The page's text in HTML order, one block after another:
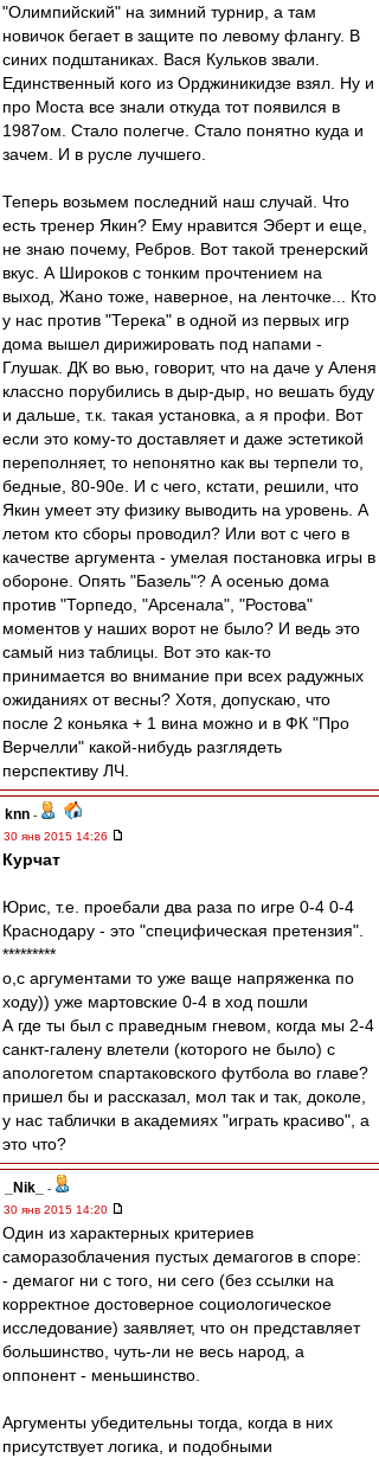
"Олимпийский" на зимний турнир, а там
новичок бегает в защите по левому флангу. В
синих подштаниках. Вася Кульков звали.
Единственный кого из Орджиникидзе взял. Ну и
про Моста все знали откуда тот появился в
1987ом. Стало полегче. Стало понятно куда и
зачем. И в русле лучшего.
Теперь возьмем последний наш случай. Что
есть тренер Якин? Ему нравится Эберт и еще,
не знаю почему, Ребров. Вот такой тренерский
вкус. А Широков с тонким прочтением на
выход, Жано тоже, наверное, на ленточке... Кто
у нас против "Терека" в одной из первых игр
дома вышел дирижировать под напами -
Глушак. ДК во вью, говорит, что на даче у Аленя
классно порубились в дыр-дыр, но вешать буду
и дальше, т.к. такая установка, а я профи. Вот
если это кому-то доставляет и даже эстетикой
переполняет, то непонятно как вы терпели то,
бедные, 80-90е. И с чего, кстати, решили, что
Якин умеет эту физику выводить на уровень. А
летом кто сборы проводил? Или вот с чего в
качестве аргумента - умелая постановка игры в
обороне. Опять "Базель"? А осенью дома
против "Торпедо, "Арсенала", "Ростова"
моментов у наших ворот не было? И ведь это
самый низ таблицы. Вот это как-то
принимается во внимание при всех радужных
ожиданиях от весны? Хотя, допускаю, что
после 2 коньяка + 1 вина можно и в ФК "Про
Верчелли" какой-нибудь разглядеть
перспективу ЛЧ.
knn -
30 янв 2015 14:26
Курчат
Юрис, т.е. проебали два раза по игре 0-4 0-4
Краснодару - это "специфическая претензия".
*********
о,с аргументами то уже ваще напряженка по
ходу)) уже мартовские 0-4 в ход пошли
А где ты был с праведным гневом, когда мы 2-4
санкт-галену влетели (которого не было) с
апологетом спартаковского футбола во главе?
пришел бы и рассказал, мол так и так, доколе,
у нас таблички в академиях "играть красиво", а
это что?
_Nik_
-
30 янв 2015 14:20
Один из характерных критериев
саморазоблачения пустых демагогов в споре:
- демагог ни с того, ни сего (без ссылки на
корректное достоверное социологическое
исследование) заявляет, что он представляет
большинство, чуть-ли не весь народ, а
оппонент - меньшинство.
Аргументы убедительны тогда, когда в них
присутствует логика, и подобными